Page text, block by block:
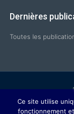
Dernières
Toutes les
Ce site utilise
fonctionnement